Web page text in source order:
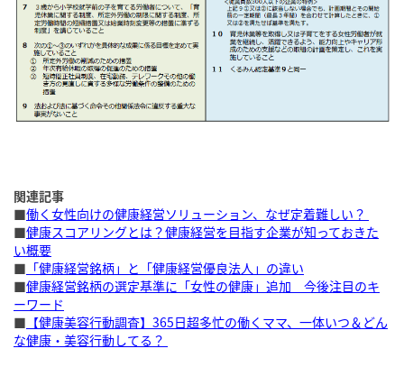
関連記事
■働く女性向けの健康経営ソリューション、なぜ定着難しい？
■健康スコアリングとは？健康経営を目指す企業が知っておきた
い概要
■ 「健康経営銘柄」と「健康経営優良法人」の違い
■健康経営銘柄の選定基準に「女性の健康」追加 今後注目のキ
ーワード
■ 【健康美容行動調査】365日超多忙の働くママ、一体いつ＆どん
な健康・美容行動してる？